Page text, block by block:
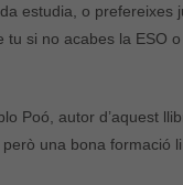
estudia, o
tu si no acabes la ESO
Poó, autor d’aquest
una bona formació